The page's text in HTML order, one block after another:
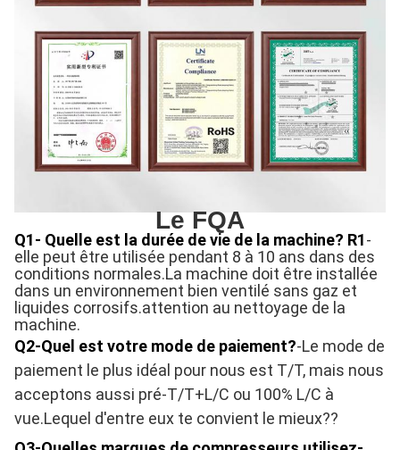
Le FQA
Q1- Quelle est la durée de vie de la machine? R1-
elle peut être utilisée pendant 8 à 10 ans dans des
conditions normales.La machine doit être installée
dans un environnement bien ventilé sans gaz et
liquides corrosifs.attention au nettoyage de la
machine.
Q2-Quel est votre mode de paiement?-Le mode de
paiement le plus idéal pour nous est T/T, mais nous
acceptons aussi pré-T/T+L/C ou 100% L/C à
vue.Lequel d'entre eux te convient le mieux??